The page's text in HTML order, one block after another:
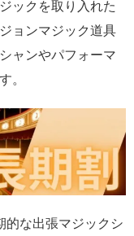
ックを取り入れた
ョンマジック道具
ャンやパフォーマ
。
的な出張マジックシ